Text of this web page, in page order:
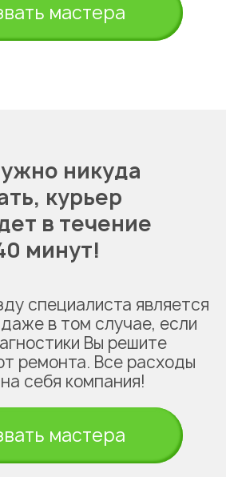
мастера
никуда
курьер
в течение
минут!
специалиста является
в том случае, если
Вы решите
ремонта. Все расходы
себя компания!
мастера